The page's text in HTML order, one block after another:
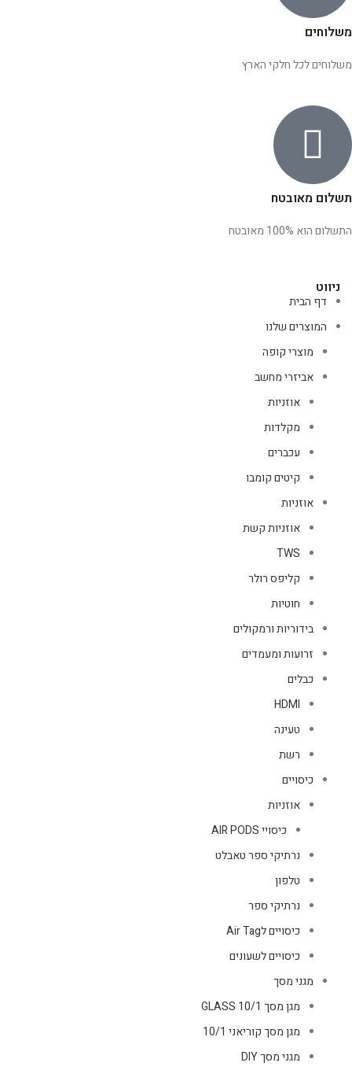
משלוחים
משלוחים לכל חלקי הארץ
תשלום מאובטח
התשלום הוא 100% מאובטח
ניווט
דף הבית
המוצרים שלנו
מוצרי קופה
אביזרי מחשב
אוזניות
מקלדות
עכברים
קיטים קומבו
אוזניות
אוזניות קשת
TWS
קליפס רולר
חוטיות
בידוריות ורמקולים
זרועות ומעמדים
כבלים
HDMI
טעינה
רשת
כיסויים
אוזניות
כיסויי AIR PODS
נרתיקי ספר טאבלט
טלפון
נרתיקי ספר
כיסויים לAir Tag
כיסויים לשעונים
מגני מסך
מגן מסך GLASS 10/1
מגן מסך קוריאני 10/1
מגני מסך DIY